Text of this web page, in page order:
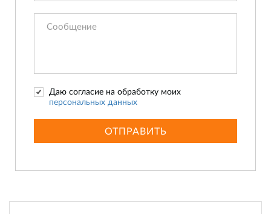
Даю согласие на обработку моих
персональных данных
ОТПРАВИТЬ